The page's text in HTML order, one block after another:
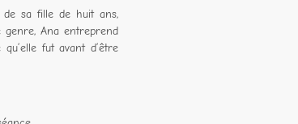
de sa fille de huit ans,
genre, Ana entreprend
fut avant d’être